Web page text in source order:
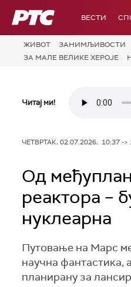
РТС ВЕСТИ
ЖИВОТ ЗАНИМЉИВОСТИ
ЗА МАЛЕ ВЕЛИКЕ ХЕРОЈЕ
Читај ми!
ЧЕТВРТАК, 02.07.2026, 10:37 ->
Од
реактора –
нуклеарна
Путовање на Марс
научна фантастика,
планирану за